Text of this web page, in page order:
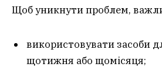
Щоб уникнути проблем,
використовувати засоби
щотижня або щомісяця;